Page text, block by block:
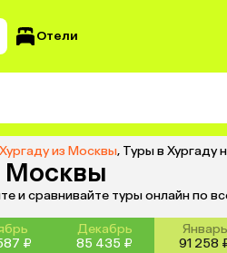
Отели
из Москвы, Туры в Хургаду
Москвы
и сравнивайте туры онлайн по
₽
Декабрь
85 435 ₽
Январь
91 258